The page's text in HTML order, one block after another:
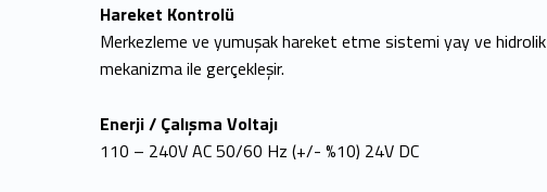
Hareket Kontrolü
Merkezleme ve yumuşak hareket etme sistemi yay ve hidrolik
mekanizma ile gerçekleşir.
Enerji / Çalışma Voltajı
110 – 240V AC 50/60 Hz (+/- %10) 24V DC